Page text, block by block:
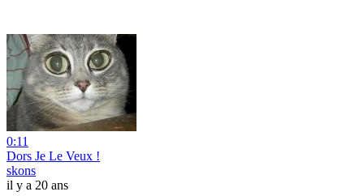
0:11
Dors Je Le Veux !
skons
il y a 20 ans